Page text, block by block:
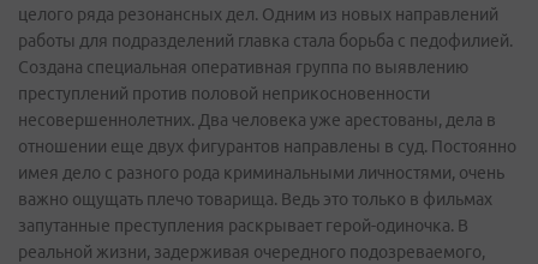
целого ряда резонансных дел. Одним из новых направлений
работы для подразделений главка стала борьба с педофилией.
Создана специальная оперативная группа по выявлению
преступлений против половой неприкосновенности
несовершеннолетних. Два человека уже арестованы, дела в
отношении еще двух фигурантов направлены в суд. Постоянно
имея дело с разного рода криминальными личностями, очень
важно ощущать плечо товарища. Ведь это только в фильмах
запутанные преступления раскрывает герой-одиночка. В
реальной жизни, задерживая очередного подозреваемого,